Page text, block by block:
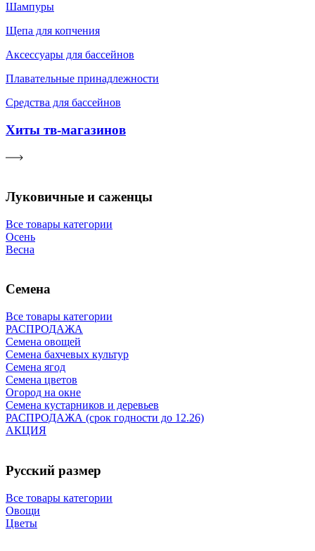
Шампуры
Щепа для копчения
Аксессуары для бассейнов
Плавательные принадлежности
Средства для бассейнов
Хиты тв-магазинов
Луковичные и саженцы
Все товары категории
Осень
Весна
Семена
Все товары категории
РАСПРОДАЖА
Семена овощей
Семена бахчевых культур
Семена ягод
Семена цветов
Огород на окне
Семена кустарников и деревьев
РАСПРОДАЖА (срок годности до 12.26)
АКЦИЯ
Русский размер
Все товары категории
Овощи
Цветы